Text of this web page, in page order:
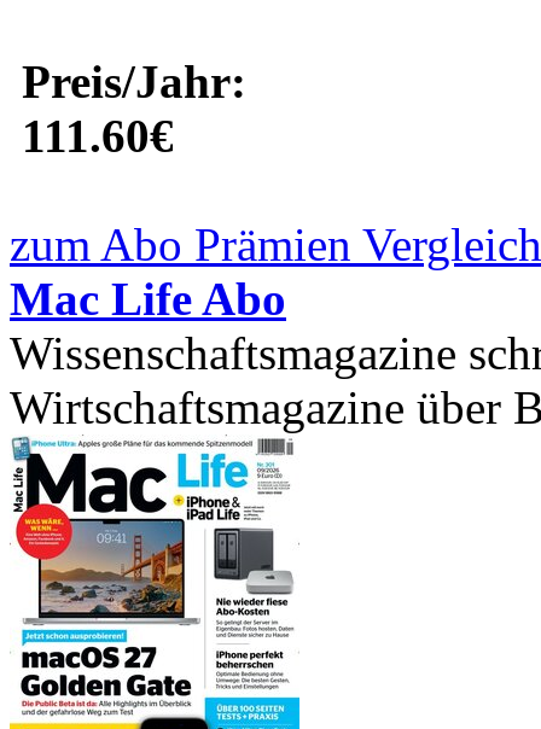
Preis/Jahr:
111.60€
zum Abo Prämien
Mac Life Abo
Wissenschaftsmagazine
Wirtschaftsmagazine über